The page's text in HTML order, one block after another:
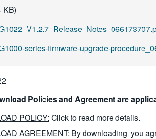
KB)
series-firmware-upgrade-
Policies and Agreement are
POLICY: Click to read more details.
AGREEMENT: By downloading, you